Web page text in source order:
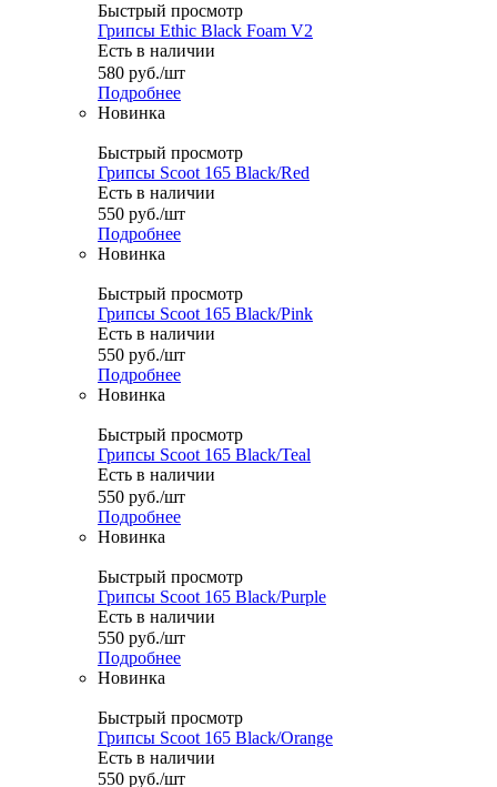
Быстрый просмотр
Грипсы Ethic Black Foam V2
Есть в наличии
580 руб./шт
Подробнее
Новинка
Быстрый просмотр
Грипсы Scoot 165 Black/Red
Есть в наличии
550 руб./шт
Подробнее
Новинка
Быстрый просмотр
Грипсы Scoot 165 Black/Pink
Есть в наличии
550 руб./шт
Подробнее
Новинка
Быстрый просмотр
Грипсы Scoot 165 Black/Teal
Есть в наличии
550 руб./шт
Подробнее
Новинка
Быстрый просмотр
Грипсы Scoot 165 Black/Purple
Есть в наличии
550 руб./шт
Подробнее
Новинка
Быстрый просмотр
Грипсы Scoot 165 Black/Orange
Есть в наличии
550 руб./шт